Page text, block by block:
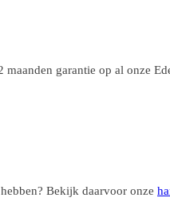
garantie op al onze
Bekijk daarvoor onze